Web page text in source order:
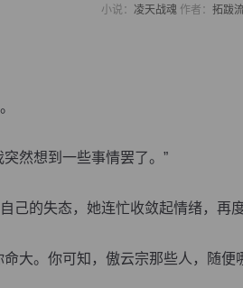
小说： 凌天战魂作者： 拓跋
然想到一些事情罢了。”
的失态，她连忙收敛起情绪，再
。你可知，傲云宗那些人，随便